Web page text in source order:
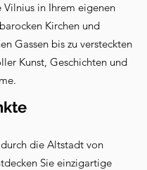
Vilnius in Ihrem eigenen
Kirchen und
Gassen bis zu versteckten
Kunst, Geschichten und
durch die Altstadt von
Sie einzigartige